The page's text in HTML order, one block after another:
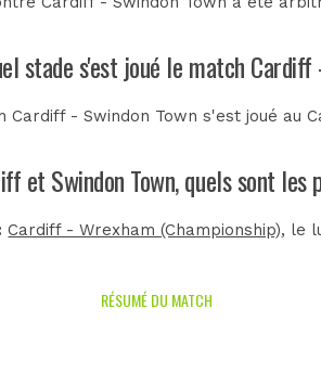
stade s'est joué le match Cardiff
Cardiff - Swindon Town s'est joué au
et Swindon Town, quels sont les
Cardiff - Wrexham (Championship), le
RÉSUMÉ DU MATCH